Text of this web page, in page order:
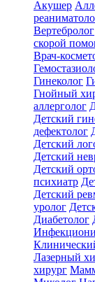
Акушер
Вертебролог
скорой
Врач-
Гинеколог
Гнойный
аллерголог
Детский
дефектолог
Детский
Детский
Детский
психиатр
Детский
уролог
Диабетолог
Лазерный
хирург